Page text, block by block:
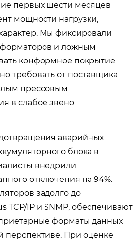
первых шести месяцев
мощности нагрузки,
Мы фиксировали
и ложным
конформное покрытие
требовать от поставщика
прессовым
в слабое звено
аварийных
блока в
внедрили
отключения на 94%.
задолго до
TCP/IP и SNMP, обеспечивают
форматы данных
перспективе. При оценке